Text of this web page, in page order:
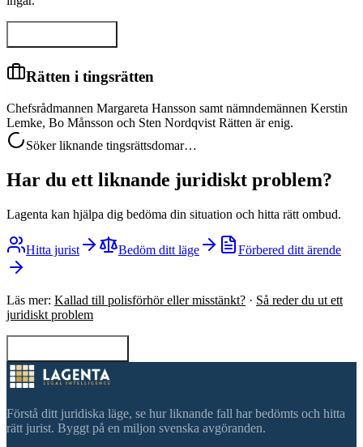
Rätten i tingsrätten
Chefsrådmannen Margareta Hansson samt nämndemännen Kerstin
Lemke, Bo Månsson och Sten Nordqvist Rätten är enig.
Söker liknande tingsrättsdomar…
Har du ett liknande juridiskt problem?
Lagenta kan hjälpa dig bedöma din situation och hitta rätt ombud.
Hitta jurist Bedöm ditt läge Förbered ditt ärende
Läs mer: Kallad till polisförhör eller misstänkt? · Så reder du ut ett
juridiskt problem
Förstå ditt juridiska läge, se hur liknande fall har bedömts och hitta
rätt jurist. Byggt på en miljon svenska avgöranden.